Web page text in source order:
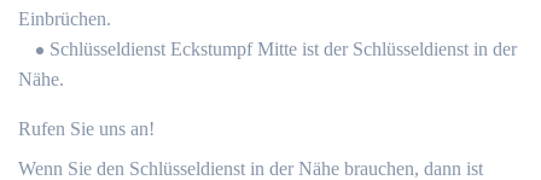
Einbrüchen.
Schlüsseldienst Eckstumpf Mitte ist der Schlüsseldienst in der
Nähe.
Rufen Sie uns an!
Wenn Sie den Schlüsseldienst in der Nähe brauchen, dann ist